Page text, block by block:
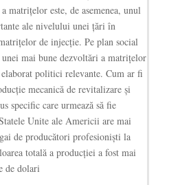
matrițelor este, de asemenea, unul
ale nivelului unei țări în
de injecție. Pe plan social
mai bune dezvoltări a matrițelor
politici relevante. Cum ar fi
mecanică de revitalizare și
specific care urmează să fie
Unite ale Americii are mai
de producători profesioniști la
totală a producției a fost mai
de dolari.